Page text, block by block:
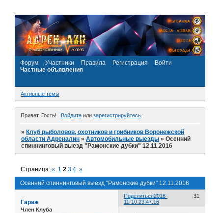
Форум Участники Правила Регистрация
Войти
Частные объявления
Активные темы
Привет, Гость! Войдитеили зарегистрируйтесь.
»Клуб рыболовов, охотников и грибников Воронежской
области Адреналин »Автомобильные выезды »Осенний
спиннинговый выезд "Рамонские дубки" 12.11.2016
Осенний спиннинговый выезд "Рамонские дубки" 12.11.2016
Страница:« 1 2 3 4 »
Поделиться 31
2016-
11-10 23:47:16
Гараж
Член Клуба